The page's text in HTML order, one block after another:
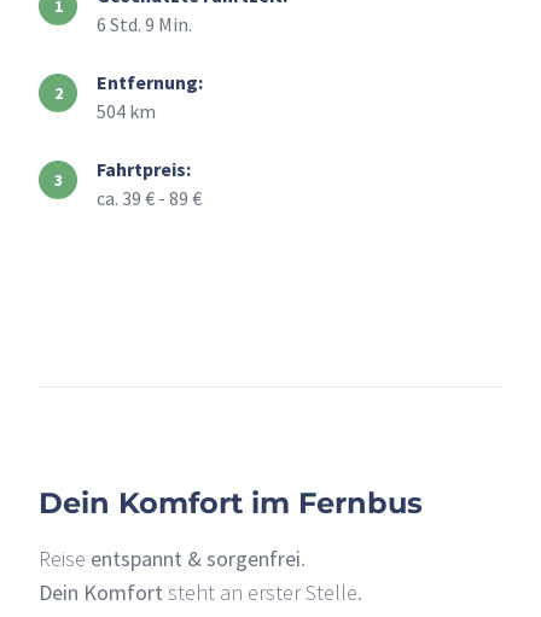
6 Std. 9 Min.
Entfernung:
504 km
Fahrtpreis:
ca. 39 € - 89 €
Dein Komfort im Fernbus
Reise entspannt & sorgenfrei.
Dein Komfort steht an erster Stelle.